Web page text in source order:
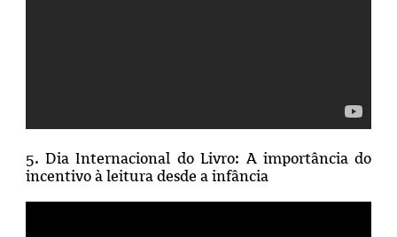
5.Dia Internacional do Livro: A importância do
incentivo à leitura desde a infância